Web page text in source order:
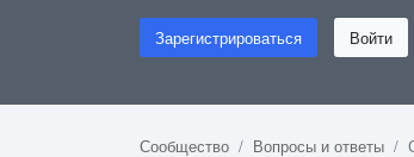
Зарегистрироваться Войти
Сообщество Вопросы и ответы